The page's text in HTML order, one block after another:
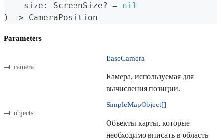
    size
: ScreenSize? =
nil
)
-> CameraPosition
Parameters
camera
BaseCamera
Камера, используемая для
вычисления позиции.
objects
SimpleMapObject[]
Объекты карты, которые
необходимо вписать в область